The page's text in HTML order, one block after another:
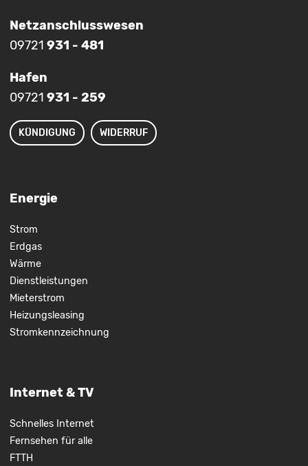
Netzanschlusswesen
09721 931 - 481
Hafen
09721 931 - 259
KÜNDIGUNG WIDERRUF
Energie
Strom
Erdgas
Wärme
Dienstleistungen
Mieterstrom
Heizungsleasing
Stromkennzeichnung
Internet & TV
Schnelles Internet
Fernsehen für alle
FTTH